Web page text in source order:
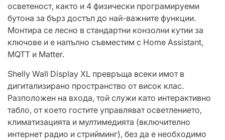
осветеност, както и 4 физически програмируеми
бутона за бърз достъп до най-важните функции.
Монтира се лесно в стандартни конзолни кутии за
ключове и е напълно съвместим с Home Assistant,
MQTT и Matter.
Shelly Wall Display XL превръща всеки имот в
дигитализирано пространство от висок клас.
Разположен на входа, той служи като интерактивно
табло, от което гостите управляват осветлението,
климатизацията и мултимедията (включително
интернет радио и стрийминг), без да е необходимо